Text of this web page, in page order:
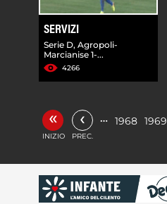
SERVIZI
Serie D, Agropoli-
Marcianise 1-...
4266
«
INIZIO
‹
PREC.
… 1968 1969